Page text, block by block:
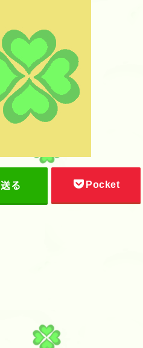
送る Pocket